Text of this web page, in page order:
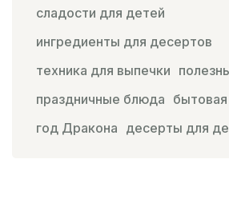
сладости для детей
ингредиенты для десертов
техника для выпечки
праздничные блюда
год Дракона десерты для